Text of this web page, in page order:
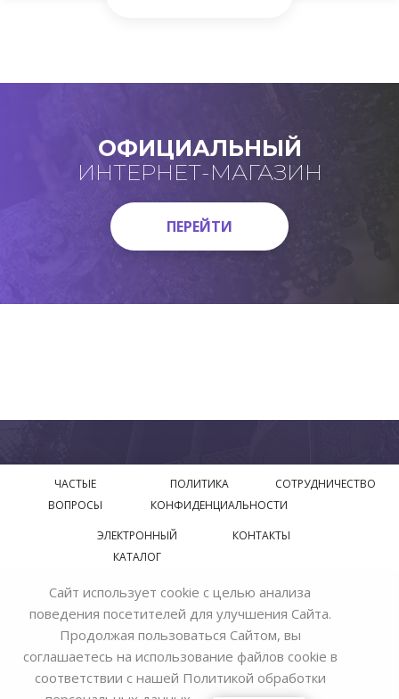
ОФИЦИАЛЬНЫЙ
ИНТЕРНЕТ-МАГАЗИН
ПЕРЕЙТИ
ПЕРЕЙТИ
ЧАСТЫЕ
ВОПРОСЫ
ПОЛИТИКА
КОНФИДЕНЦИАЛЬНОСТИ
СОТРУДНИЧЕСТВО
ЭЛЕКТРОННЫЙ
КАТАЛОГ
КОНТАКТЫ
© 2018—2026 Официальный сайт завода производителя
Bohemia Ivele Crystal
Сайт использует cookie с целью анализа
поведения посетителей для улучшения Сайта.
Продолжая пользоваться Сайтом, вы
соглашаетесь на использование файлов cookie в
соответствии с нашей Политикой обработки